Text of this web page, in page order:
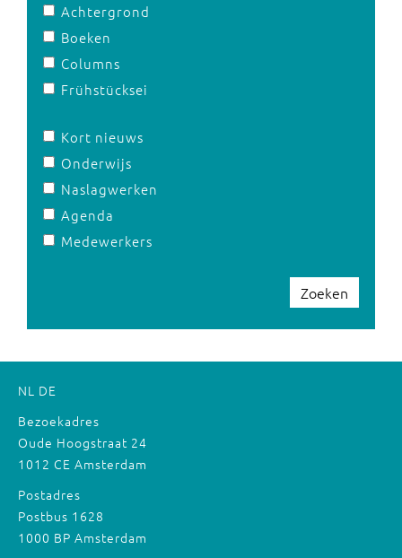
Achtergrond
Boeken
Columns
Frühstücksei
Kort nieuws
Onderwijs
Naslagwerken
Agenda
Medewerkers
Zoeken
NL DE
Bezoekadres
Oude Hoogstraat 24
1012 CE Amsterdam
Postadres
Postbus 1628
1000 BP Amsterdam